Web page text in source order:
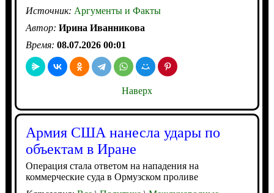
Источник: Аргументы и Факты
Автор: Ирина Иванникова
Время: 08.07.2026 00:01
Наверх
Армия США нанесла удары по
объектам в Иране
Операция стала ответом на нападения на
коммерческие суда в Ормузском проливе